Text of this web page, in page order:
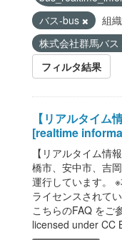
バス-bus
組
株式会社群馬バ
フィルタ結果
【リアルタイム
[realtime
【リアルタイム情
橋市、安中市、吉
運行しています。
ライセンスされて
こちらのFAQ をご
licensed under CC